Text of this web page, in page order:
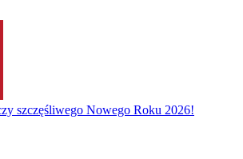
szczęśliwego Nowego Roku 2026!